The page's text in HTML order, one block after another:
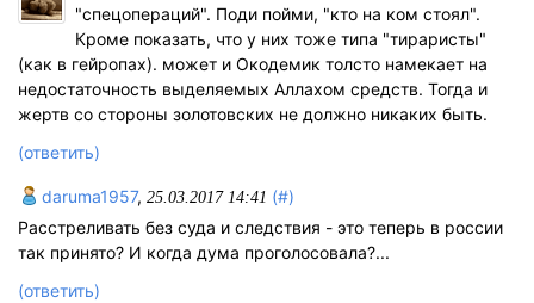
"спецопераций". Поди пойми, "кто на ком стоял".
Кроме показать, что у них тоже типа "тираристы"
(как в гейропах). может и Окодемик толсто намекает на
недостаточность выделяемых Аллахом средств. Тогда и
жертв со стороны золотовских не должно никаких быть.
(ответить)
daruma1957, 25.03.2017 14:41 (#)
Расстреливать без суда и следствия - это теперь в россии
так принято? И когда дума проголосовала?...
(ответить)